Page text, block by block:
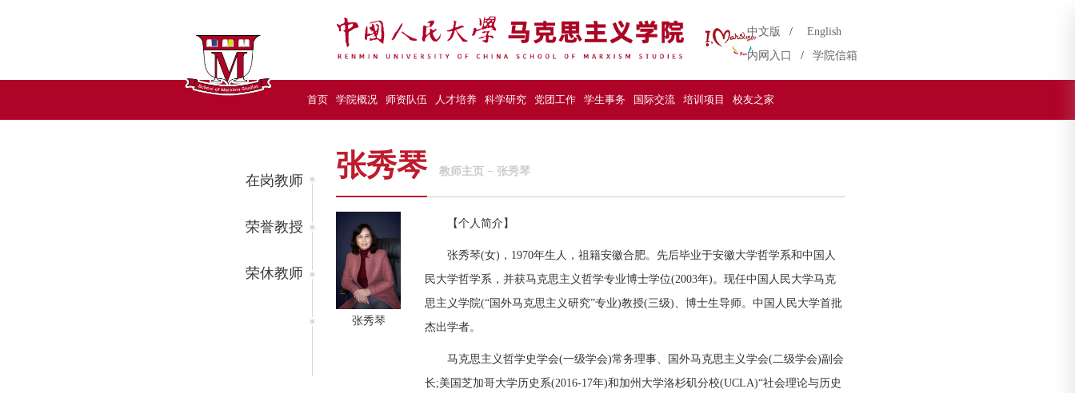
中文版 /
English
内网入口
/ 学院信箱
首页 学院概况 师资队伍 人才培养 科学研究 党团工作 学生事务 国际交流 培训项目 校友之家
在岗教师
荣誉教授
荣休教师
张秀琴 教师主页 − 张秀琴
张秀琴
【个人简介】
张秀琴(女)，1970年生人，祖籍安徽合肥。先后毕业于安徽大学哲学系和中国人
民大学哲学系，并获马克思主义哲学专业博士学位(2003年)。现任中国人民大学马克
思主义学院(“国外马克思主义研究”专业)教授(三级)、博士生导师。中国人民大学首批
杰出学者。
马克思主义哲学史学会(一级学会)常务理事、国外马克思主义学会(二级学会)副会
长;美国芝加哥大学历史系(2016-17年)和加州大学洛杉矶分校(UCLA)“社会理论与历史